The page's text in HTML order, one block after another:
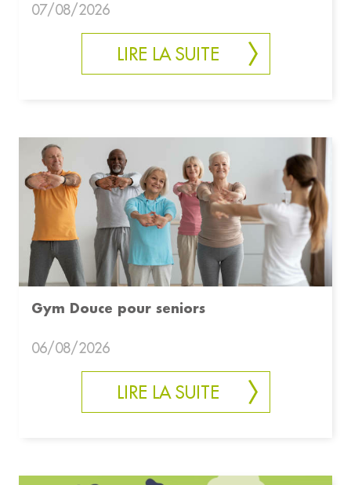
07/08/2026
LIRE LA SUITE
Gym Douce pour seniors
06/08/2026
LIRE LA SUITE